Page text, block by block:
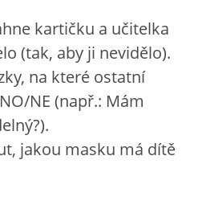
kartičku a učitelka
(tak, aby ji nevidělo).
na které ostatní
NE (např.: Mám
jakou masku má dítě